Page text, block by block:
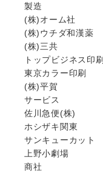
製造
(株)オーム社
(株)ウチダ和漢薬
(株)三共
トップビジネス印刷
東京カラー印刷
(株)平賀
サービス
佐川急便(株)
ホシザキ関東
サンキューカット
上野小劇場
商社